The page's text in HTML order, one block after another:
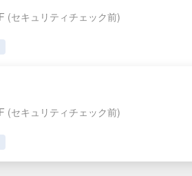
(セキュリティチェック前)
(セキュリティチェック前)